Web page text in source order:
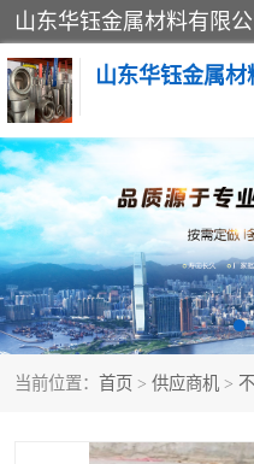
山东华钰金属材
当前位置： 首页 > 供应商机 >
不锈钢管
管件标准件
不锈钢人孔
不锈钢角钢
不锈钢板